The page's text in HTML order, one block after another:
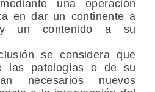
una operación
en dar un continente a
y un contenido a su
se considera que
las patologías o de su
necesarios nuevos